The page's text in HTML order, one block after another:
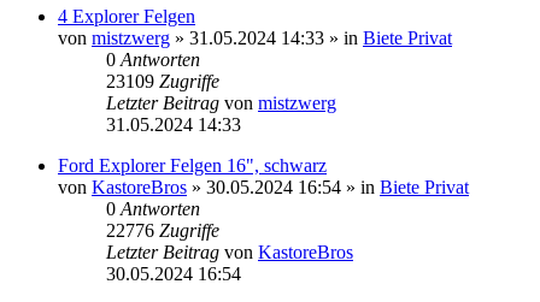
4 Explorer Felgen
von mistzwerg » 31.05.2024 14:33 » in Biete Privat
0 Antworten
23109 Zugriffe
Letzter Beitrag von mistzwerg
31.05.2024 14:33
Ford Explorer Felgen 16", schwarz
von KastoreBros » 30.05.2024 16:54 » in Biete Privat
0 Antworten
22776 Zugriffe
Letzter Beitrag von KastoreBros
30.05.2024 16:54